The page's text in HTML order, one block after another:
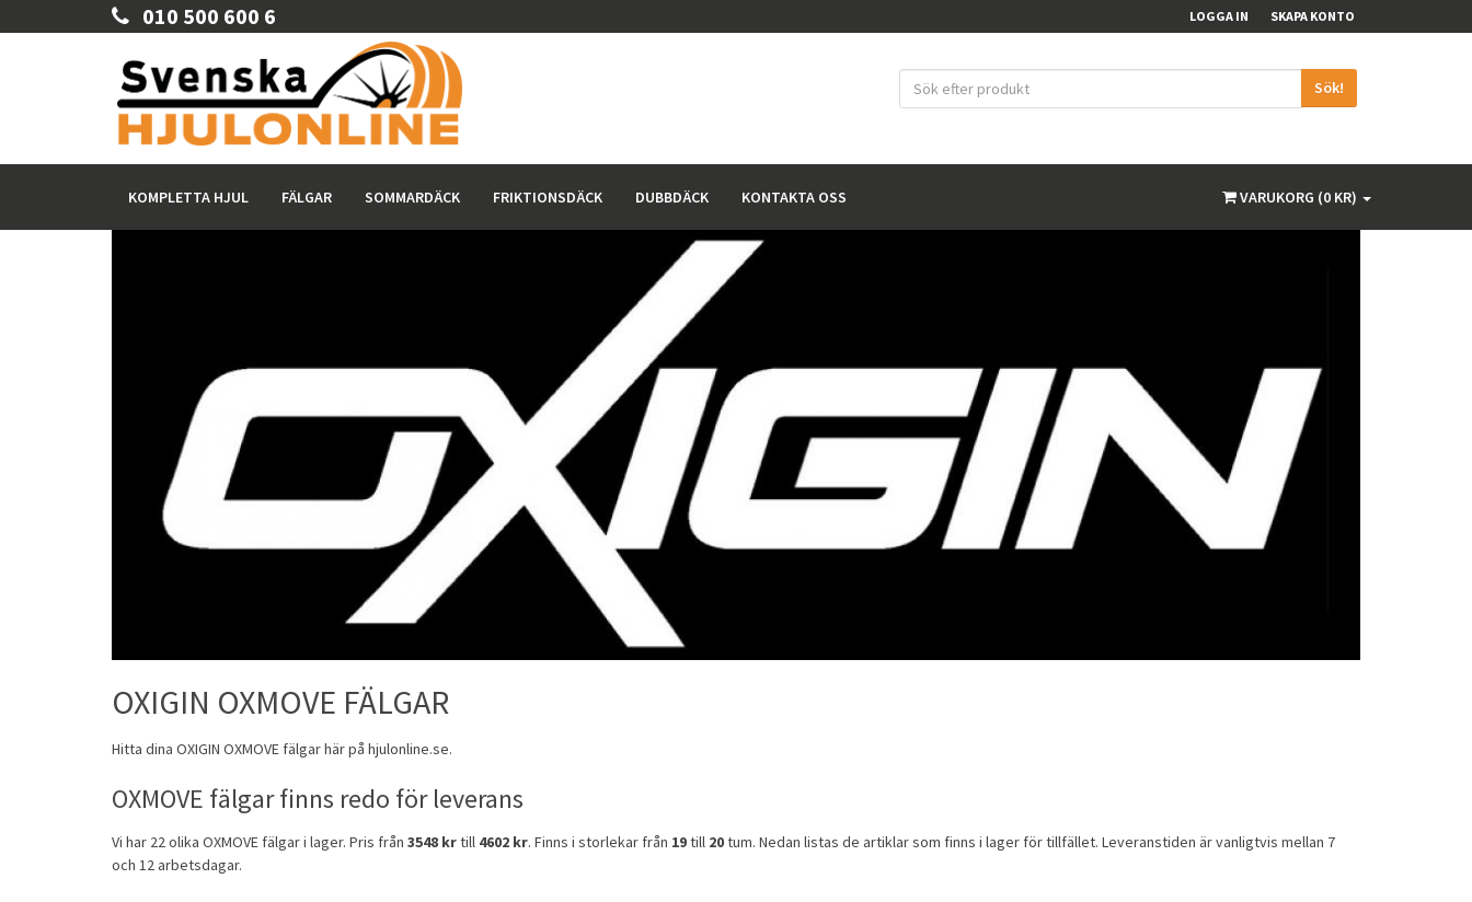
010 500 600 6 LOGGA IN SKAPA KONTO
Sök!
VARUKORG (0 KR)
KOMPLETTA HJUL FÄLGAR SOMMARDÄCK FRIKTIONSDÄCK DUBBDÄCK KONTAKTA OSS
OXIGIN OXMOVE FÄLGAR
Hitta dina OXIGIN OXMOVE fälgarhär på hjulonline.se.
OXMOVE fälgar finns redo för leverans
Vi har 22 olika OXMOVE fälgar i lager. Pris från 3548 krtill 4602 kr. Finns i storlekar från 19till 20tum. Nedan listas de artiklar som finns i lager för tillfället. Leveranstiden är vanligtvis mellan 7
och 12 arbetsdagar.